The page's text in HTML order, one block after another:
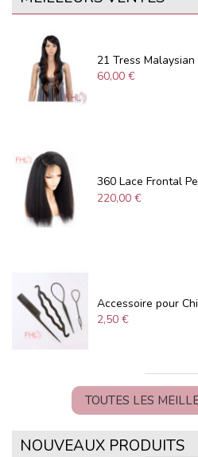
21 Tress
60,00 €
360 Lace Frontal
220,00 €
Accessoire pour
2,50 €
TOUTES LES
NOUVEAUX PRODUITS